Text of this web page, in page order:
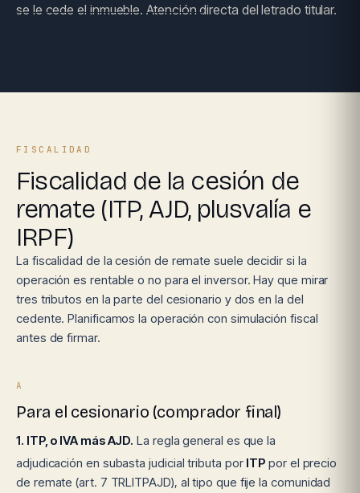
se le cede el inmueble. Atención directa del letrado titular.
FISCALIDAD
Fiscalidad de la cesión de
remate (ITP, AJD, plusvalía e
IRPF)
La fiscalidad de la cesión de remate suele decidir si la
operación es rentable o no para el inversor. Hay que mirar
tres tributos en la parte del cesionario y dos en la del
cedente. Planificamos la operación con simulación fiscal
antes de firmar.
A
Para el cesionario (comprador final)
1. ITP, o IVA más AJD. La regla general es que la
adjudicación en subasta judicial tributa por ITP por el precio
de remate (art. 7 TRLITPAJD), al tipo que fije la comunidad